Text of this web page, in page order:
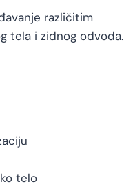
različitim
tela i zidnog odvoda.
telo